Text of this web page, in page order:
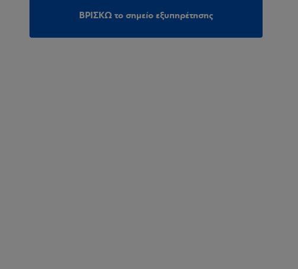
ΒΡΙΣΚΩ το σημείο εξυπηρέτησης